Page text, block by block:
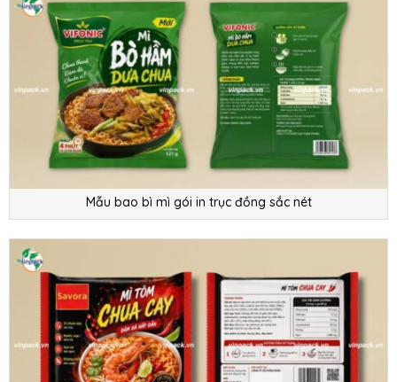
Mẫu bao bì mì gói in trục đồng sắc nét